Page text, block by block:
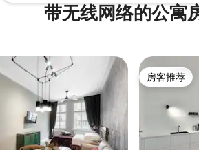
带无线网络的公寓
房客推荐
房客推荐